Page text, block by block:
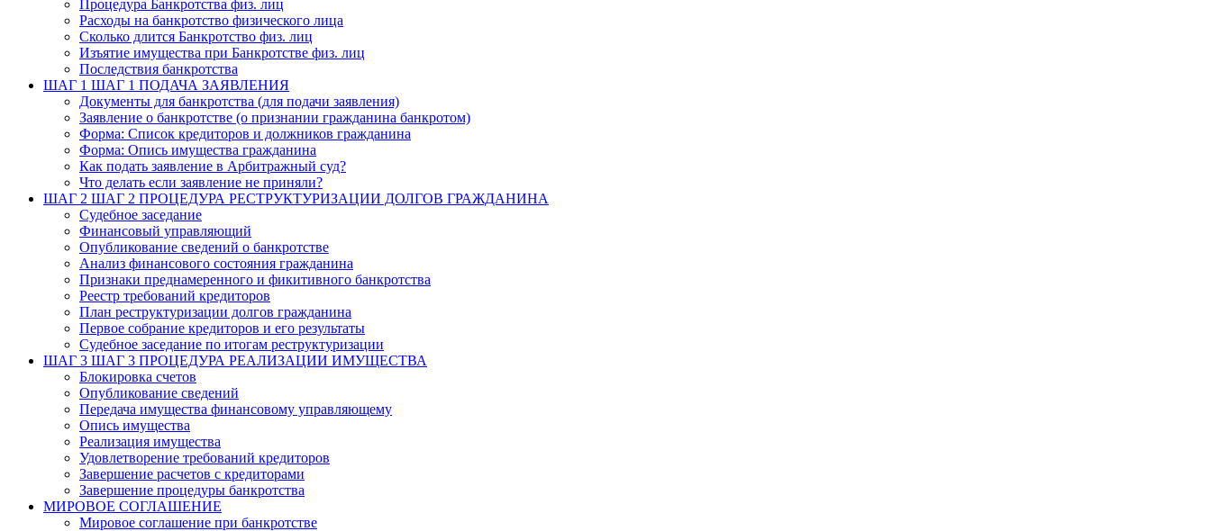
Процедура Банкротства физ. лиц
Расходы на банкротство физического лица
Сколько длится Банкротство физ. лиц
Изъятие имущества при Банкротстве физ. лиц
Последствия банкротства
ШАГ 1 ШАГ 1 ПОДАЧА ЗАЯВЛЕНИЯ
Документы для банкротства (для подачи заявления)
Заявление о банкротстве (о признании гражданина банкротом)
Форма: Список кредиторов и должников гражданина
Форма: Опись имущества гражданина
Как подать заявление в Арбитражный суд?
Что делать если заявление не приняли?
ШАГ 2 ШАГ 2 ПРОЦЕДУРА РЕСТРУКТУРИЗАЦИИ ДОЛГОВ ГРАЖДАНИНА
Судебное заседание
Финансовый управляющий
Опубликование сведений о банкротстве
Анализ финансового состояния гражданина
Признаки преднамеренного и фикитивного банкротства
Реестр требований кредиторов
План реструктуризации долгов гражданина
Первое собрание кредиторов и его результаты
Судебное заседание по итогам реструктуризации
ШАГ 3 ШАГ 3 ПРОЦЕДУРА РЕАЛИЗАЦИИ ИМУЩЕСТВА
Блокировка счетов
Опубликование сведений
Передача имущества финансовому управляющему
Опись имущества
Реализация имущества
Удовлетворение требований кредиторов
Завершение расчетов с кредиторами
Завершение процедуры банкротства
МИРОВОЕ СОГЛАШЕНИЕ
Мировое соглашение при банкротстве